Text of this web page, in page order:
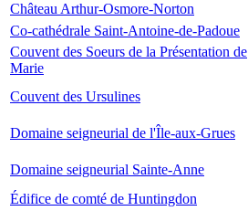
Château Arthur-Osmore-Norton
Co-cathédrale Saint-Antoine-de-Padoue
Couvent des Soeurs de la Présentation de
Marie
Couvent des Ursulines
Domaine seigneurial de l'Île-aux-Grues
Domaine seigneurial Sainte-Anne
Édifice de comté de Huntingdon